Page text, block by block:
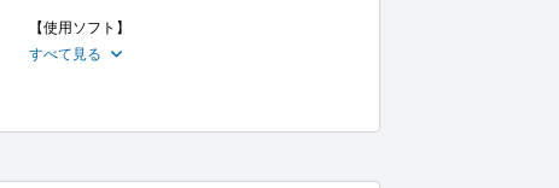
すべて見る